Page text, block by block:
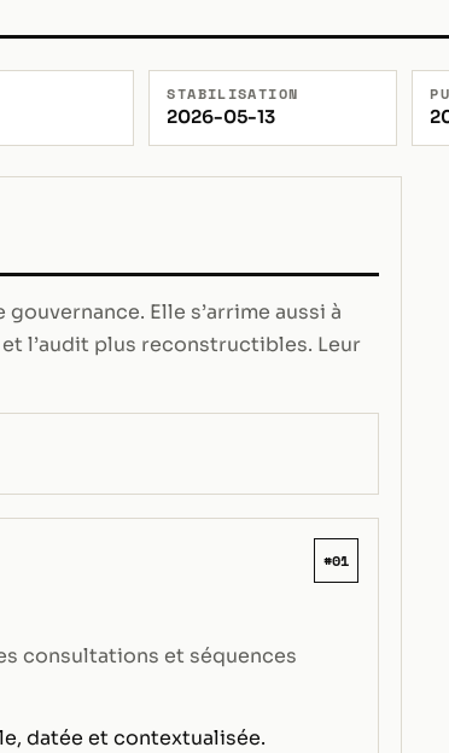
STABILISATION
2026-05-13
Elle s’arrime aussi à
l’audit plus reconstructibles. Leur
#01
consultations et séquences
datée et contextualisée.